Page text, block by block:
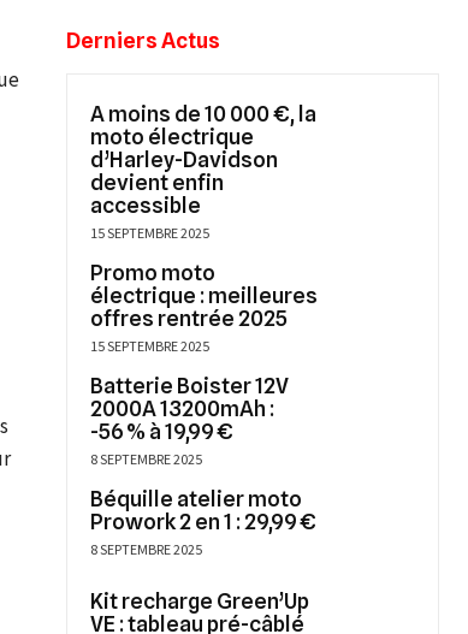
Derniers Actus
A moins de 10 000 €, la
moto électrique
d’Harley-Davidson
devient enfin
accessible
15 SEPTEMBRE 2025
Promo moto
électrique : meilleures
offres rentrée 2025
15 SEPTEMBRE 2025
Batterie Boister 12V
2000A 13200mAh :
-56 % à 19,99 €
8 SEPTEMBRE 2025
Béquille atelier moto
Prowork 2 en 1 : 29,99 €
8 SEPTEMBRE 2025
Kit recharge Green’Up
VE : tableau pré-câblé